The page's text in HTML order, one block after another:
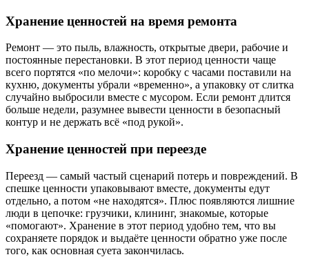
Хранение ценностей на время ремонта
Ремонт — это пыль, влажность, открытые двери, рабочие и
постоянные перестановки. В этот период ценности чаще
всего портятся «по мелочи»: коробку с часами поставили на
кухню, документы убрали «временно», а упаковку от слитка
случайно выбросили вместе с мусором. Если ремонт длится
больше недели, разумнее вывести ценности в безопасный
контур и не держать всё «под рукой».
Хранение ценностей при переезде
Переезд — самый частый сценарий потерь и повреждений. В
спешке ценности упаковывают вместе, документы едут
отдельно, а потом «не находятся». Плюс появляются лишние
люди в цепочке: грузчики, клининг, знакомые, которые
«помогают». Хранение в этот период удобно тем, что вы
сохраняете порядок и выдаёте ценности обратно уже после
того, как основная суета закончилась.